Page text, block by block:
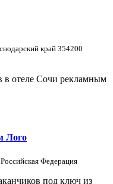
край 354200
в отеле Сочи рекламным
Лого
Федерация
под ключ из